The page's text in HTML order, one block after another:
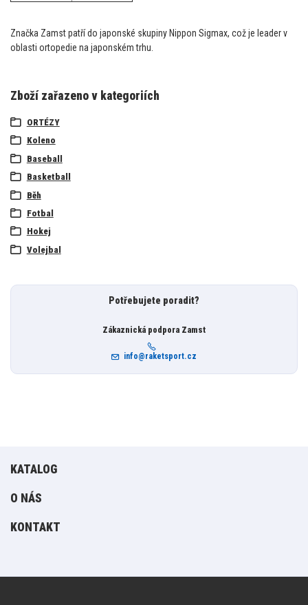
Značka Zamst patří do japonské skupiny Nippon Sigmax, což je leader v
oblasti ortopedie na japonském trhu.
Zboží zařazeno v kategoriích
ORTÉZY
Koleno
Baseball
Basketball
Běh
Fotbal
Hokej
Volejbal
Potřebujete poradit?
Zákaznická podpora Zamst
info@raketsport.cz
KATALOG
O NÁS
KONTAKT